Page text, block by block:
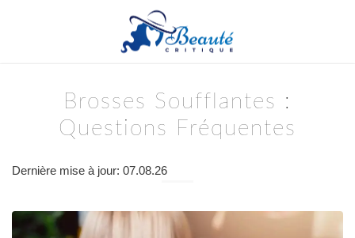
Brosses Soufflantes :
Questions Fréquentes
Dernière mise à jour: 07.08.26